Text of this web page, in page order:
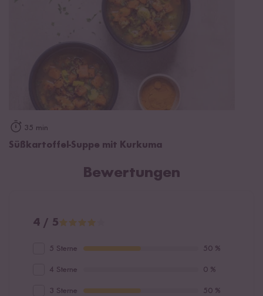
35 min
Süßkartoffel-Suppe mit Kurkuma
Bewertungen
4 / 5
5 Sterne 50 %
4 Sterne 0 %
3 Sterne 50 %